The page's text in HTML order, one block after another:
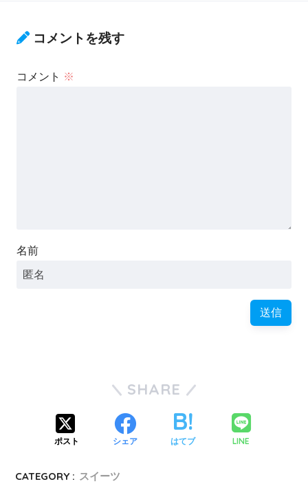
コメントを残す
コメント ※
名前
SHARE
ポスト シェア はてブ LINE
CATEGORY : スイーツ